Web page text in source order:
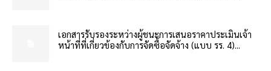
เอกสารรับรองระหว่างผู้ชนะการเสนอราคาประเมินเจ้า
หน้าที่ที่เกี่ยวข้องกับการจัดซื้อจัดจ้าง (แบบ รร. 4)...